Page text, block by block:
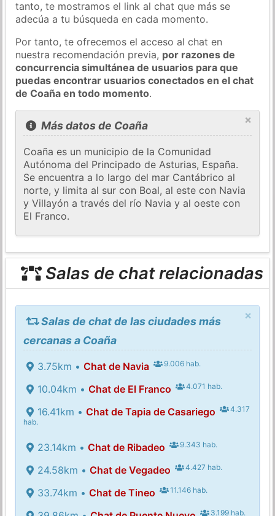
tanto, te mostramos el link al chat que más se
adecúa a tu búsqueda en cada momento.
Por tanto, te ofrecemos el acceso al chat en
nuestra recomendación previa, por razones de
concurrencia simultánea de usuarios para que
puedas encontrar usuarios conectados en el chat
de Coaña en todo momento.
×
Más datos de Coaña
Coaña es un municipio de la Comunidad
Autónoma del Principado de Asturias, España.
Se encuentra a lo largo del mar Cantábrico al
norte, y limita al sur con Boal, al este con Navia
y Villayón a través del río Navia y al oeste con
El Franco.
Salas de chat relacionadas
×
Salas de chat de las ciudades más
cercanas a Coaña
3.75km • Chat de Navia 9.006 hab.
10.04km • Chat de El Franco 4.071 hab.
16.41km • Chat de Tapia de Casariego
4.317
hab.
23.14km • Chat de Ribadeo 9.343 hab.
24.58km • Chat de Vegadeo 4.427 hab.
33.74km • Chat de Tineo 11.146 hab.
3.199 hab.